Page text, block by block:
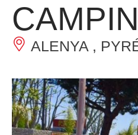
ALENYA ,